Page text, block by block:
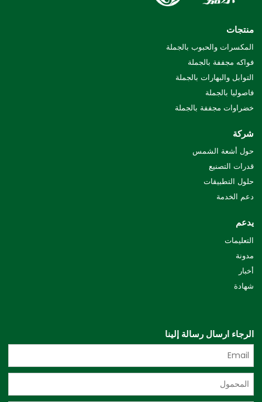
منتجات
المكسرات والحبوب بالجملة
فواكه مجففة بالجملة
التوابل والبهارات بالجملة
فاصوليا بالجملة
خضراوات مجففة بالجملة
شركة
حول أشعة الشمس
قدرات التصنيع
حلول التطبيقات
دعم الخدمة
يدعم
التعليمات
مدونة
أخبار
شهادة
الرجاء ارسال رسالة إلينا